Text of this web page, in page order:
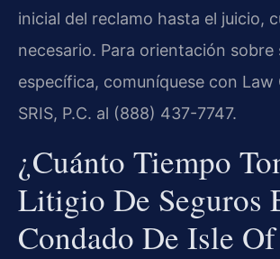
inicial del reclamo hasta el juicio,
necesario. Para orientación sobre
específica, comuníquese con Law
SRIS, P.C. al (888) 437-7747.
¿Cuánto Tiempo
Litigio De Seguros
Condado De Isle